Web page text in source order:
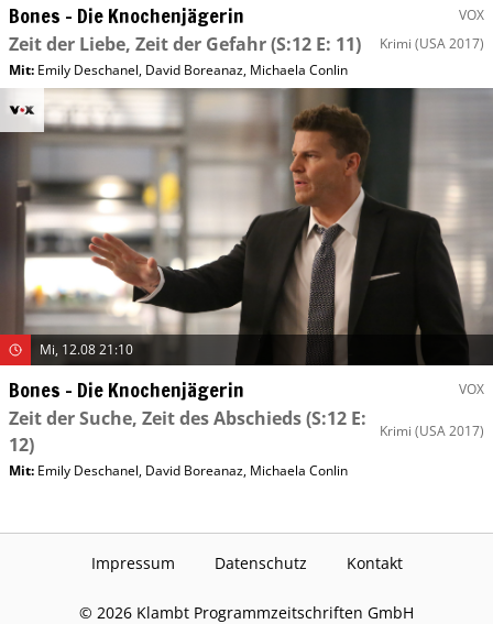
Bones – Die Knochenjägerin VOX
Zeit der Liebe, Zeit der Gefahr(S:12 E: 11) Krimi (USA 2017)
Mit: Emily Deschanel, David Boreanaz, Michaela Conlin
Mi, 12.08 21:10
Bones – Die Knochenjägerin VOX
Zeit der Suche, Zeit des Abschieds(S:12 E:
12)
Krimi (USA 2017)
Mit: Emily Deschanel, David Boreanaz, Michaela Conlin
Impressum Datenschutz Kontakt
© 2026 Klambt Programmzeitschriften GmbH